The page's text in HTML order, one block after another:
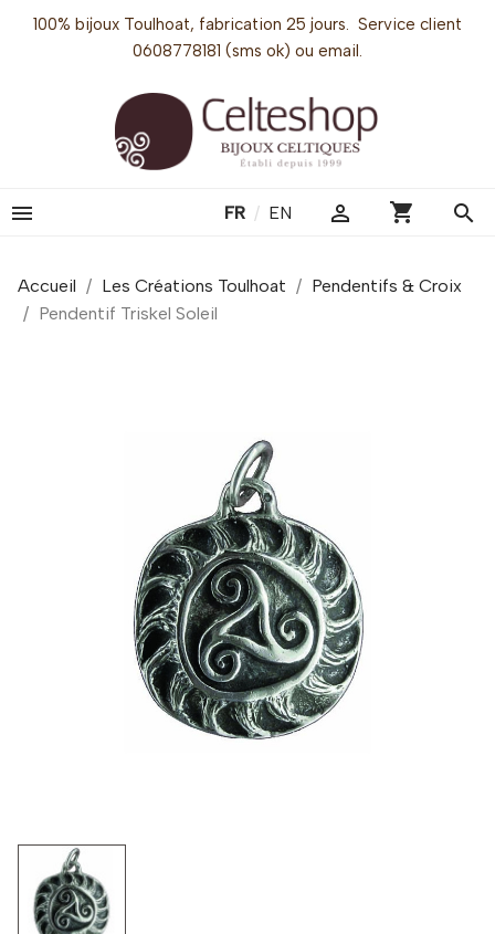
100% bijoux Toulhoat, fabrication 25 jours. Service client
0608778181 (sms ok) ou email.
 FR / EN  shopping_cart search
Accueil Les Créations Toulhoat
Pendentifs & Croix
Pendentif Triskel Soleil